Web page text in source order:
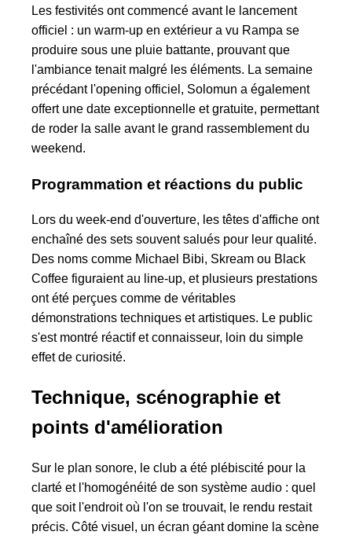
Les festivités ont commencé avant le lancement
officiel : un warm-up en extérieur a vu Rampa se
produire sous une pluie battante, prouvant que
l'ambiance tenait malgré les éléments. La semaine
précédant l'opening officiel, Solomun a également
offert une date exceptionnelle et gratuite, permettant
de roder la salle avant le grand rassemblement du
weekend.
Programmation et réactions du public
Lors du week-end d'ouverture, les têtes d'affiche ont
enchaîné des sets souvent salués pour leur qualité.
Des noms comme Michael Bibi, Skream ou Black
Coffee figuraient au line-up, et plusieurs prestations
ont été perçues comme de véritables
démonstrations techniques et artistiques. Le public
s'est montré réactif et connaisseur, loin du simple
effet de curiosité.
Technique, scénographie et
points d'amélioration
Sur le plan sonore, le club a été plébiscité pour la
clarté et l'homogénéité de son système audio : quel
que soit l'endroit où l'on se trouvait, le rendu restait
précis. Côté visuel, un écran géant domine la scène